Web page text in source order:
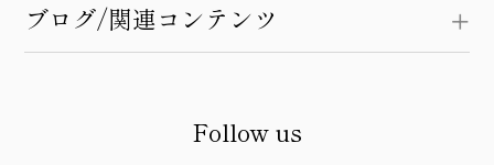
ブログ/関連コンテンツ
Follow us